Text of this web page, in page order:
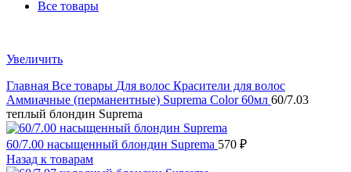
Все товары
Увеличить
Главная Все товары Для волос Красители для волос
Аммиачные (перманентные) Suprema Color 60мл 60/7.03
теплый блондин Suprema
60/7.00 насыщенный блондин Suprema 570 ₽
Назад к товарам